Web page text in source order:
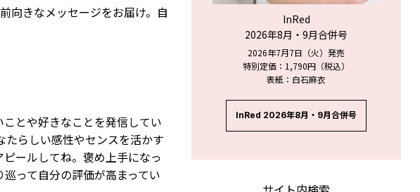
向きなメッセージをお届け。自
とや好きなことを発信してい
たらしい感性やセンスを活かす
ールしてね。褒め上手になっ
って自分の評価が高まってい
InRed
2026年8月・9月合併号
2026年7月7日（火）発売
特別定価：1,790円（税込）
表紙：白石麻衣
InRed 2026年8月・9月合併号